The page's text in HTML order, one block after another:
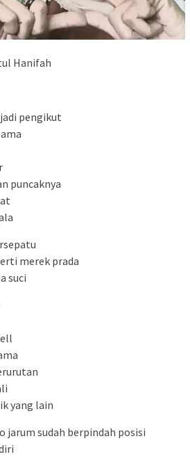
Hanifah
pengikut
puncaknya
merek prada
suci
yang lain
jarum sudah berpindah posisi